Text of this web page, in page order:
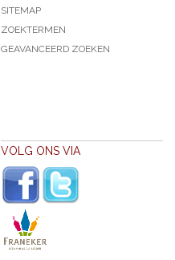
SITEMAP
ZOEKTERMEN
GEAVANCEERD ZOEKEN
VOLG ONS VIA